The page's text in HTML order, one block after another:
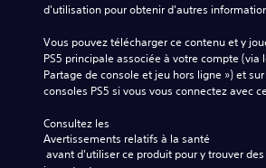
d'utilisation pour obtenir d'autres
Vous pouvez télécharger ce contenu et y
PS5 principale associée à votre compte (via
Partage de console et jeu hors ligne ») et
consoles PS5 si vous vous connectez avec
Consultez les
Avertissements relatifs à la santé